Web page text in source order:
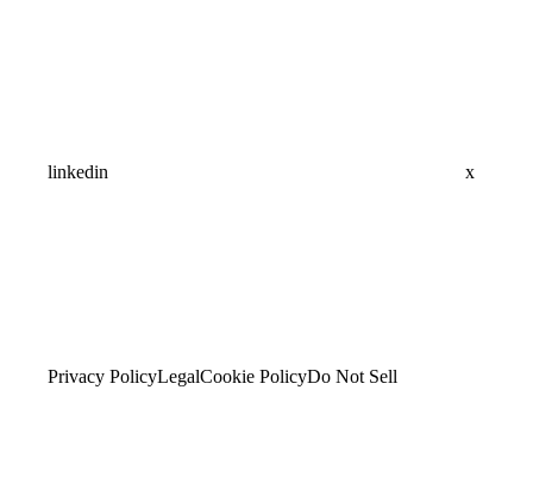
linkedin x
Privacy PolicyLegalCookie PolicyDo Not Sell